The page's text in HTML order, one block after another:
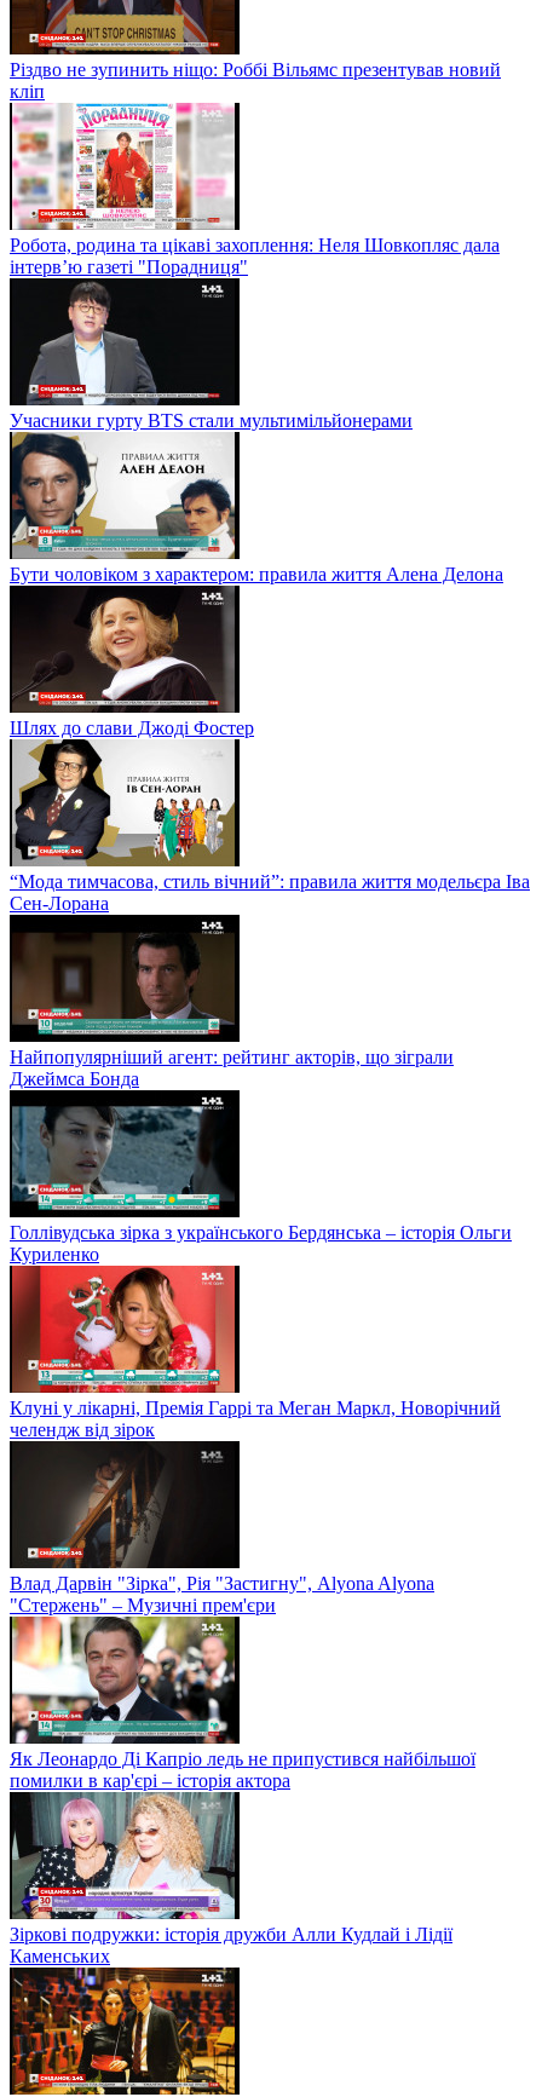
Різдво не зупинить ніщо: Роббі Вільямс презентував новий
кліп
Робота, родина та цікаві захоплення: Неля Шовкопляс дала
інтерв’ю газеті "Порадниця"
Учасники гурту BTS стали мультимільйонерами
Бути чоловіком з характером: правила життя Алена Делона
Шлях до слави Джоді Фостер
“Мода тимчасова, стиль вічний”: правила життя модельєра Іва
Сен-Лорана
Найпопулярніший агент: рейтинг акторів, що зіграли
Джеймса Бонда
Голлівудська зірка з українського Бердянська – історія Ольги
Куриленко
Клуні у лікарні, Премія Гаррі та Меган Маркл, Новорічний
челендж від зірок
Влад Дарвін "Зірка", Рія "Застигну", Alyona Alyona
"Стержень" – Музичні прем'єри
Як Леонардо Ді Капріо ледь не припустився найбільшої
помилки в кар'єрі – історія актора
Зіркові подружки: історія дружби Алли Кудлай і Лідії
Каменських